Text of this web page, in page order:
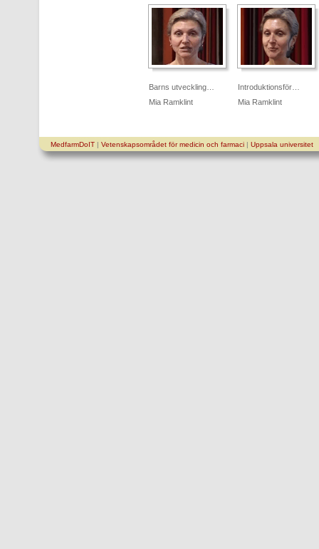
Barns utveckling…
Mia Ramklint
Introduktionsför…
Mia Ramklint
MedfarmDoIT| Vetenskapsområdet för medicin och farmaci| Uppsala universitet